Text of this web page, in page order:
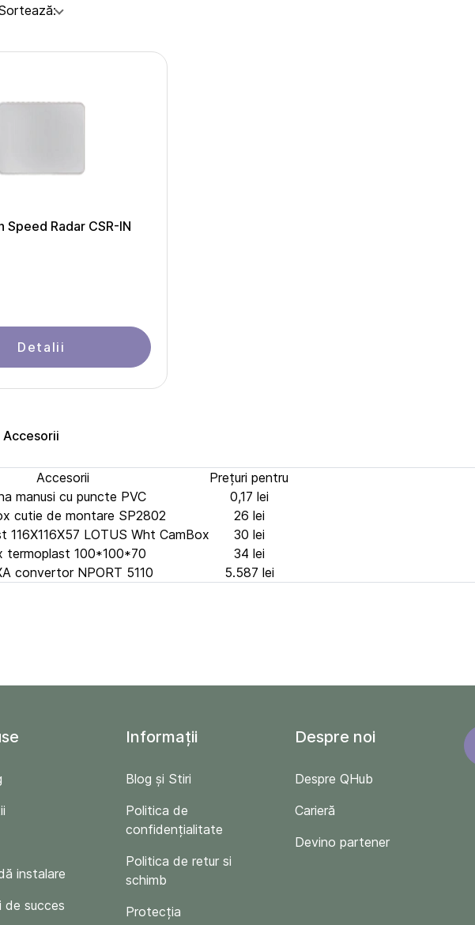
Speed Radar CSR-IN
Detalii
Accesorii
Prețuri pentru
manusi cu puncte PVC
0,17 lei
cutie de montare SP2802
26 lei
116X116X57 LOTUS Wht CamBox
30 lei
termoplast 100*100*70
34 lei
convertor NPORT 5110
5.587 lei
instalare
de succes
Informații
Blog și Stiri
Politica de
confidențialitate
Politica de retur si
schimb
Protecția
Despre noi
Despre QHub
Carieră
Devino partener